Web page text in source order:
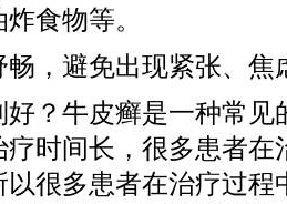
食物等。
畅，避免出现紧张、焦
？牛皮癣是一种常见
疗时间长，很多患者在
很多患者在治疗过程